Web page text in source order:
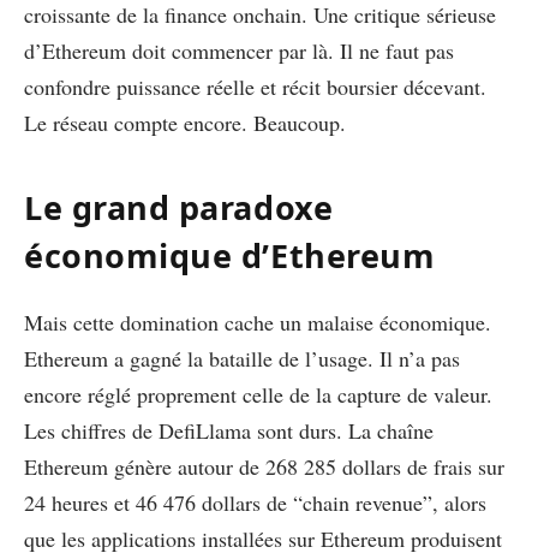
croissante de la finance onchain. Une critique sérieuse
d’Ethereum doit commencer par là. Il ne faut pas
confondre puissance réelle et récit boursier décevant.
Le réseau compte encore. Beaucoup.
Le grand paradoxe
économique d’Ethereum
Mais cette domination cache un malaise économique.
Ethereum a gagné la bataille de l’usage. Il n’a pas
encore réglé proprement celle de la capture de valeur.
Les chiffres de DefiLlama sont durs. La chaîne
Ethereum génère autour de 268 285 dollars de frais sur
24 heures et 46 476 dollars de “chain revenue”, alors
que les applications installées sur Ethereum produisent